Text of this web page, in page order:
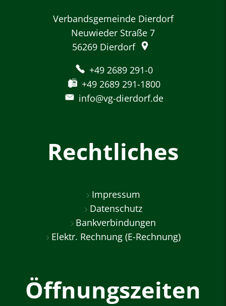
Verbandsgemeinde Dierdorf
Neuwieder Straße 7
56269 Dierdorf
+49 2689 291-0
+49 2689 291-1800
info@vg-dierdorf.de
Rechtliches
Impressum
Datenschutz
Bankverbindungen
Elektr. Rechnung (E-Rechnung)
Öffnungszeiten